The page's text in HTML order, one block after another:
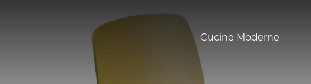
Cucine Moderne